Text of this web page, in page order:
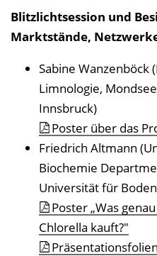
Blitzlichtsession und
Marktstände,
Sabine Wanzenböck
Limnologie,
Innsbruck)
Poster über das
Friedrich Altmann
Biochemie
Universität für
Poster „Was
Chlorella kauft?"
Präsentationsfolien